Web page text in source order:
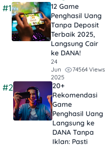
#1
12 Game
Penghasil Uang
Tanpa Deposit
Terbaik 2025,
Langsung Cair
ke DANA!
24
Jun
2025
74564 Views
#2
20+
Rekomendasi
Game
Penghasil Uang
Langsung ke
DANA Tanpa
Iklan​: Pasti